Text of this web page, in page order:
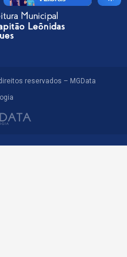
reservados – MGData